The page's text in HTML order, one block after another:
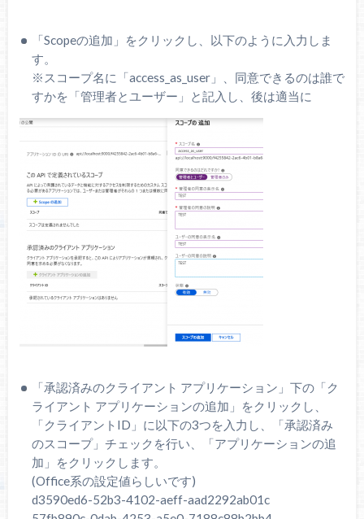
「Scopeの追加」をクリックし、以下のように入力しま
す。
※スコープ名に「access_as_user」、同意できるのは誰で
すかを「管理者とユーザー」と記入し、後は適当に
「承認済みのクライアント アプリケーション」下の「ク
ライアント アプリケーションの追加」をクリックし、
「クライアントID」に以下の3つを入力し、「承認済み
のスコープ」チェックを行い、「アプリケーションの追
加」をクリックします。
(Office系の設定値らしいです)
d3590ed6-52b3-4102-aeff-aad2292ab01c